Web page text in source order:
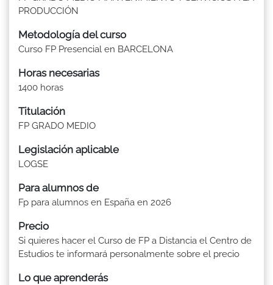
PRODUCCIÓN
Metodología del curso
Curso FP Presencial en BARCELONA
Horas necesarias
1400 horas
Titulación
FP GRADO MEDIO
Legislación aplicable
LOGSE
Para alumnos de
Fp para alumnos en España en 2026
Precio
Si quieres hacer el Curso de FP a Distancia el Centro de
Estudios te informará personalmente sobre el precio
Lo que aprenderás